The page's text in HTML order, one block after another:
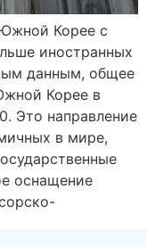
Корее с
иностранных
данным, общее
Корее в
Это направление
в мире,
оснащение